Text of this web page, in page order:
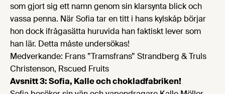
som gjort sig ett namn genom sin klarsynta blick och
vassa penna. När Sofia tar en titt i hans kylskåp börjar
hon dock ifrågasätta huruvida han faktiskt lever som
han lär. Detta måste undersökas!
Medverkande: Frans ”Tramsfrans” Strandberg & Truls
Christenson, Rscued Fruits
Avsnitt 3: Sofia, Kalle och chokladfabriken!